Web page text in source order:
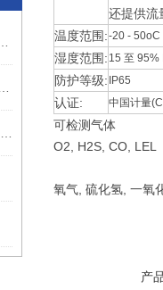
还提供流
温度范围:-20 - 50oC
湿度范围: 15 至 95%
防护等级: IP65
认证: 中国计量
可检测气体
O2, H2S, CO, LEL
氧气, 硫化氢, 一氧
产